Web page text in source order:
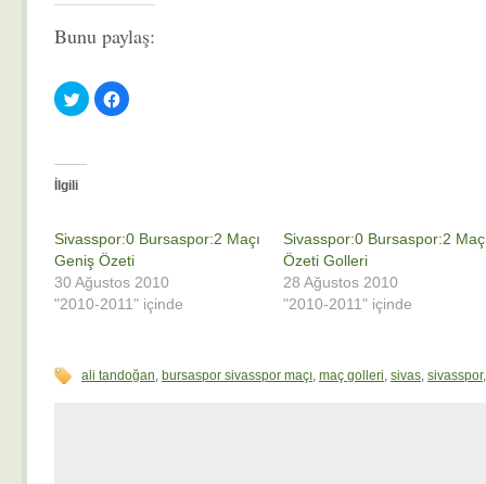
Bunu paylaş:
Twitter
üzerinde
paylaşmak
(Yeni
Facebook'ta
paylaşmak
İlgili
Sivasspor:0 Bursaspor:2 Maçı
Geniş Özeti
30 Ağustos 2010
"2010-2011" içinde
Sivasspor:0 Bursaspor:2 Maç
Özeti Golleri
28 Ağustos 2010
"2010-2011" içinde
ali tandoğan, bursaspor sivasspor maçı, maç golleri, sivas, sivasspor